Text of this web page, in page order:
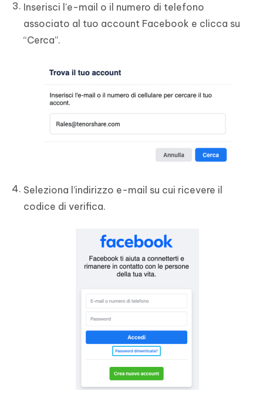
Inserisci l'e-mail o il numero di telefono
associato al tuo account Facebook e clicca su
“Cerca”.
Seleziona l’indirizzo e-mail su cui ricevere il
codice di verifica.